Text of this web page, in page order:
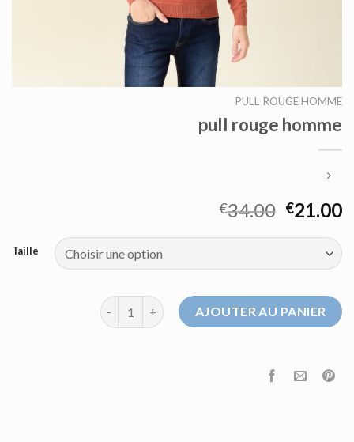
PULL ROUGE HOMME
pull rouge homme
€34.00 €21.00
Taille
quantité de pull rouge hommeAJOUTER AU PANIER